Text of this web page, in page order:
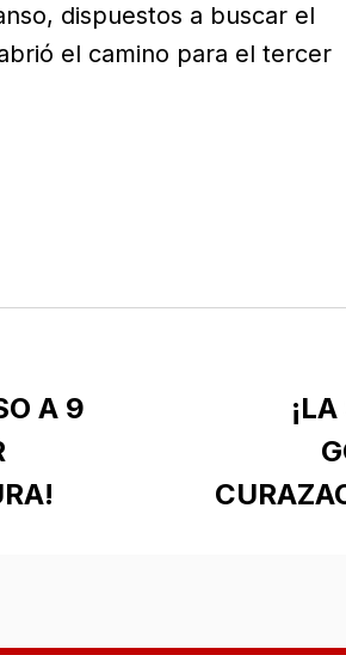
dispuestos a buscar el
el camino para el tercer
A 9